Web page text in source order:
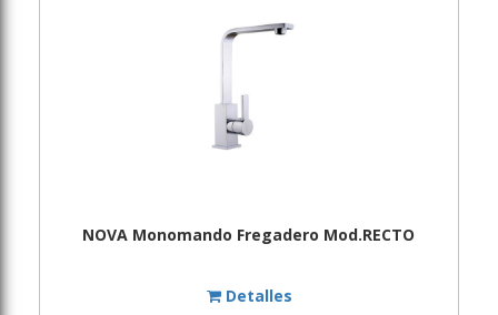
NOVA Monomando Fregadero Mod.RECTO
Detalles